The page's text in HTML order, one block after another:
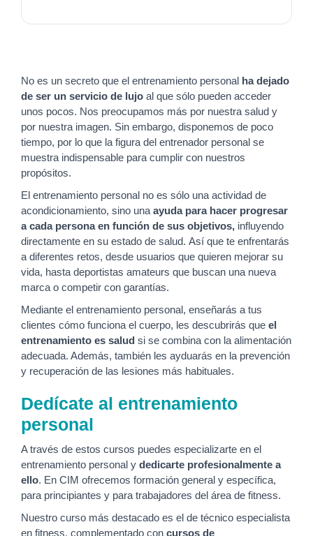
No es un secreto que el entrenamiento personal
ha dejado
de ser un servicio de lujo al que sólo pueden acceder
unos pocos. Nos preocupamos más por nuestra salud y
por nuestra imagen. Sin embargo, disponemos de poco
tiempo, por lo que la figura del entrenador personal se
muestra indispensable para cumplir con nuestros
propósitos.
El entrenamiento personal no es sólo una actividad de
acondicionamiento, sino una ayuda para hacer progresar
a cada persona en función de sus objetivos, influyendo
directamente en su estado de salud. Así que te enfrentarás
a diferentes retos, desde usuarios que quieren mejorar su
vida, hasta deportistas amateurs que buscan una nueva
marca o competir con garantías.
Mediante el entrenamiento personal, enseñarás a tus
clientes cómo funciona el cuerpo, les descubrirás que el
entrenamiento es salud si se combina con la alimentación
adecuada. Además, también les ayduarás en la prevención
y recuperación de las lesiones más habituales.
Dedícate al entrenamiento
personal
A través de estos cursos puedes especializarte en el
entrenamiento personal y dedicarte profesionalmente a
ello. En CIM ofrecemos formación general y específica,
para principiantes y para trabajadores del área de fitness.
Nuestro curso más destacado es el de técnico especialista
en fitness, complementado con cursos de